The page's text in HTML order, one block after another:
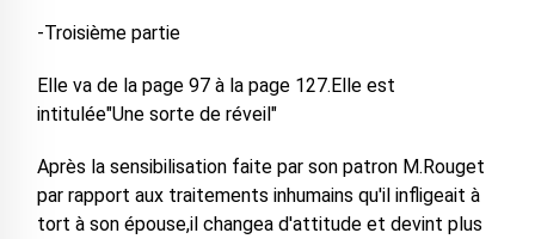
-Troisième partie
Elle va de la page 97 à la page 127.Elle est
intitulée"Une sorte de réveil"
Après la sensibilisation faite par son patron M.Rouget
par rapport aux traitements inhumains qu'il infligeait à
tort à son épouse,il changea d'attitude et devint plus